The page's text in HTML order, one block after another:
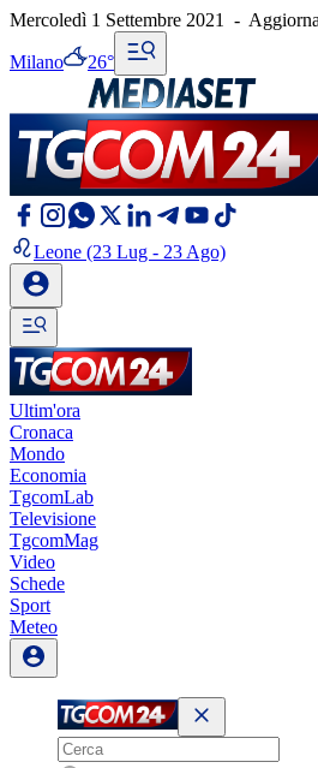
Mercoledì 1 Settembre 2021 -
Milano 26°
Leone (23 Lug - 23 Ago)
Ultim'ora
Cronaca
Mondo
Economia
TgcomLab
Televisione
TgcomMag
Video
Schede
Sport
Meteo